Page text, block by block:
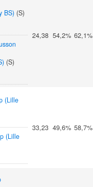
BS) (S)
(S)
24,38 54,2% 62,1%
(Lille
(Lille
33,23 49,6% 58,7%